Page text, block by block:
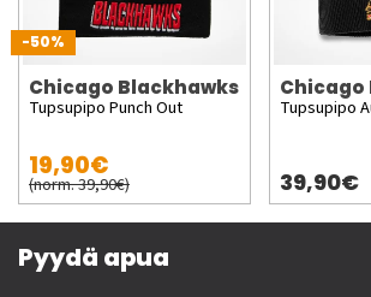
-50%
Chicago Blackhawks
Tupsupipo Punch Out
19,90€
(norm. 39,90€)
Chicago
Tupsupipo
39,90€
Pyydä apua